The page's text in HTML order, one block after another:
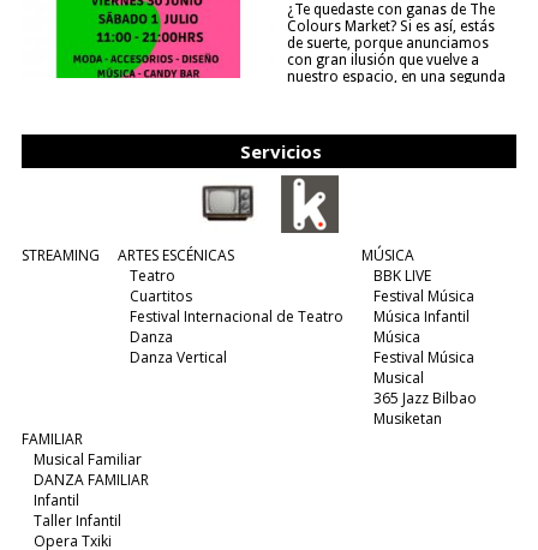
¿Te quedaste con ganas de The
Colours Market? Si es así, estás
de suerte, porque anunciamos
con gran ilusión que vuelve a
nuestro espacio, en una segunda
Servicios
STREAMING
ARTES ESCÉNICAS
Teatro
Cuartitos
Festival Internacional de Teatro
Danza
Danza Vertical
MÚSICA
BBK LIVE
Festival Música
Música Infantil
Música
Festival Música
Musical
365 Jazz Bilbao
Musiketan
FAMILIAR
Musical Familiar
DANZA FAMILIAR
Infantil
Taller Infantil
Opera Txiki